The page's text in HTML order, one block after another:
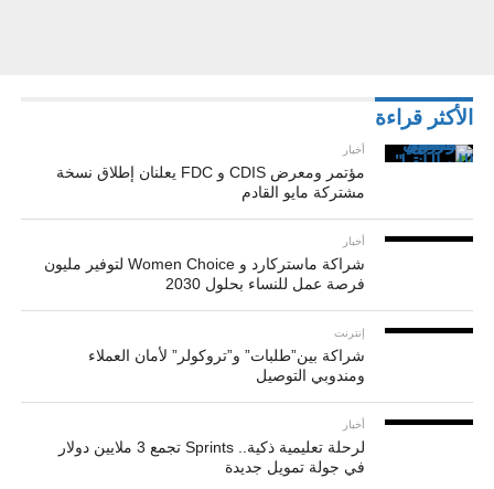
الأكثر قراءة
أخبار
مؤتمر ومعرض CDIS و FDC يعلنان إطلاق نسخة
مشتركة مايو القادم
أخبار
شراكة ماستركارد و Women Choice لتوفير مليون
فرصة عمل للنساء بحلول 2030
إنترنت
شراكة بين”طلبات” و”تروكولر” لأمان العملاء
ومندوبي التوصيل
أخبار
لرحلة تعليمية ذكية.. Sprints تجمع 3 ملايين دولار
في جولة تمويل جديدة